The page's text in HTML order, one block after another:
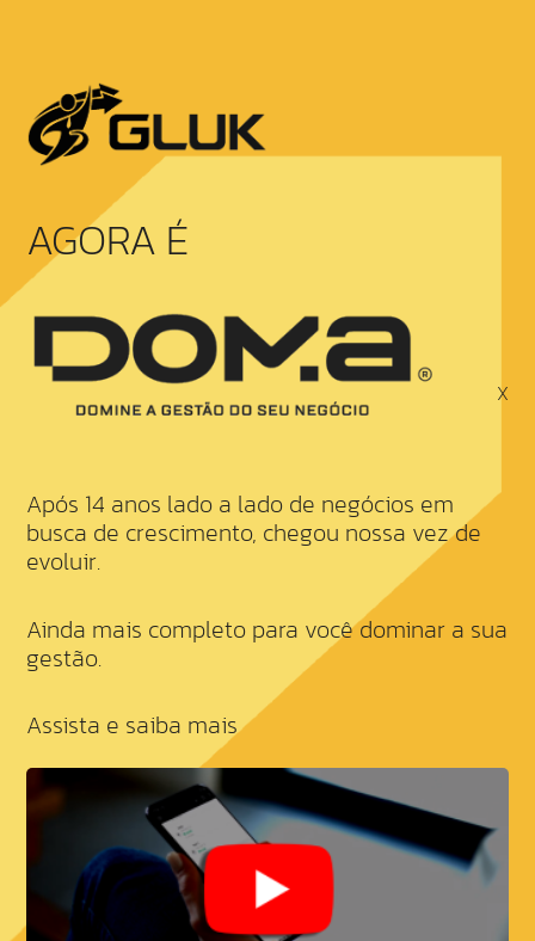
AGORA É
Após 14 anos lado a lado de negócios em
busca de crescimento, chegou nossa vez de
evoluir.
Ainda mais completo para você dominar a sua
gestão.
Assista e saiba mais
X